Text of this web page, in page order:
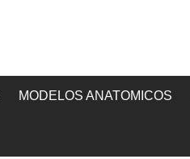
MODELOS ANATOMICOS